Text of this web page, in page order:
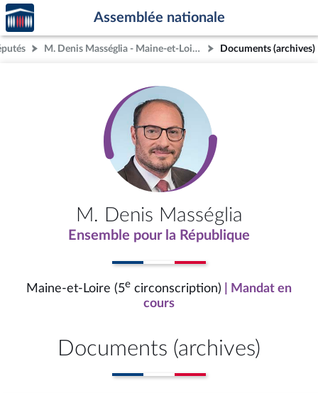
Aller au contenu
Aller en bas de la page
Accèder
à la
page
d'accueil
Assemblée nationale
M. Denis Masséglia - Maine-et-Loire (5e circonscription) Documents (archives)
M. Denis Masséglia
Ensemble pour la République
Maine-et-Loire (5e circonscription)
| Mandat en
cours
Documents (archives)